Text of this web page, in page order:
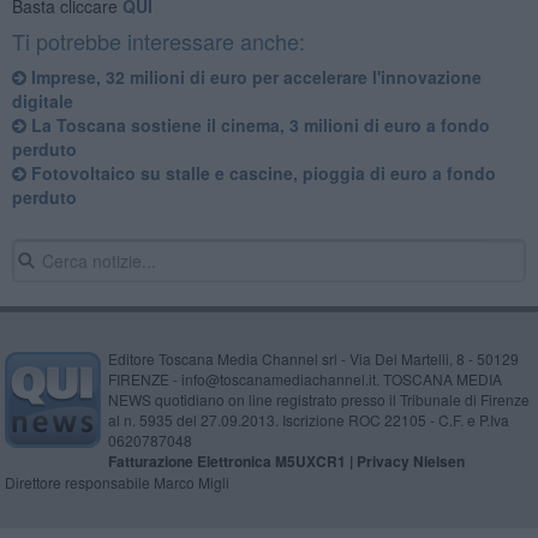
Basta cliccare QUI
Ti potrebbe interessare anche:
Imprese, 32 milioni di euro per accelerare l'innovazione
digitale
La Toscana sostiene il cinema, 3 milioni di euro a fondo
perduto
Fotovoltaico su stalle e cascine, pioggia di euro a fondo
perduto
Editore Toscana Media Channel srl - Via Dei Martelli, 8 - 50129
FIRENZE - info@toscanamediachannel.it. TOSCANA MEDIA
NEWS quotidiano on line registrato presso il Tribunale di Firenze
al n. 5935 del 27.09.2013. Iscrizione ROC 22105 - C.F. e P.Iva
0620787048
Fatturazione Elettronica M5UXCR1 | Privacy Nielsen
Direttore responsabile Marco Migli